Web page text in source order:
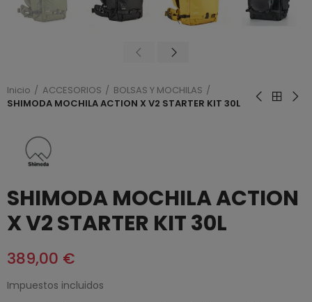
Inicio ACCESORIOS
BOLSAS Y MOCHILAS
SHIMODA MOCHILA ACTION X V2 STARTER KIT 30L
SHIMODA MOCHILA ACTION
X V2 STARTER KIT 30L
389,00 €
Impuestos incluidos